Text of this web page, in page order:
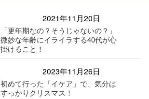
2021年11月20日
「更年期なの？そうじゃないの？」
微妙な年齢にイライラする40代が心
掛けること！
2023年11月26日
初めて行った「イケア」で、気分は
すっかりクリスマス！